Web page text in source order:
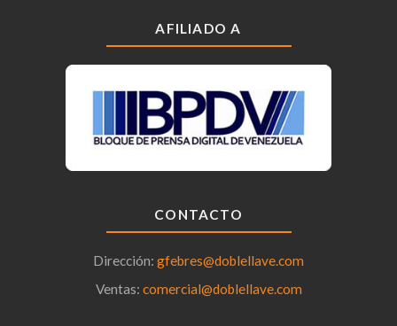
AFILIADO A
CONTACTO
Dirección: gfebres@doblellave.com
Ventas: comercial@doblellave.com